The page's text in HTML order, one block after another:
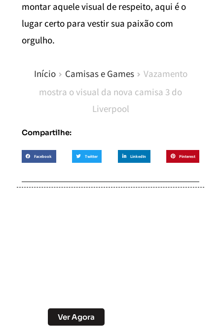
montar aquele visual de respeito, aqui é o
lugar certo para vestir sua paixão com
orgulho.
Início Camisas e Games
Vazamento
mostra o visual da nova camisa 3 do
Liverpool
Compartilhe:
Facebook Twitter LinkedIn Pinterest
Ver Agora